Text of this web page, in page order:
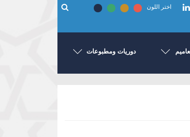
اختر اللون
دوريات ومطبوعات